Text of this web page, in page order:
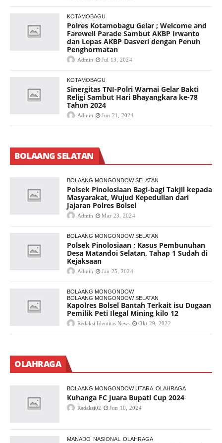
KOTAMOBAGU
Polres Kotamobagu Gelar ; Welcome and
Farewell Parade Sambut AKBP Irwanto
dan Lepas AKBP Dasveri dengan Penuh
Penghormatan
Admin Jul 13, 2024
KOTAMOBAGU
Sinergitas TNI-Polri Warnai Gelar Bakti
Religi Sambut Hari Bhayangkara ke-78
Tahun 2024
Admin Jun 21, 2024
BOLAANG SELATAN
BOLAANG MONGONDOW SELATAN
Polsek Pinolosiaan Bagi-bagi Takjil kepada
Masyarakat, Wujud Kepedulian dari
Jajaran Polres Bolsel
Admin Mar 23, 2024
BOLAANG MONGONDOW SELATAN
Polsek Pinolosiaan ; Kasus Pembunuhan
Desa Matandoi Selatan, Tahap 1 Sudah di
Kejaksaan
Admin Jan 25, 2024
BOLAANG MONGONDOW
BOLAANG MONGONDOW SELATAN
Kapolres Bolsel Bantah Terkait isu Dugaan
Pemilik Peti Ilegal Mining kilo 12
Redaksi Identitas News Okt 29, 2022
OLAHRAGA
BOLAANG MONGONDOW UTARA OLAHRAGA
Kuhanga FC Juara Bupati Cup 2024
Redaksi02 Jun 10, 2024
MANADO NASIONAL OLAHRAGA